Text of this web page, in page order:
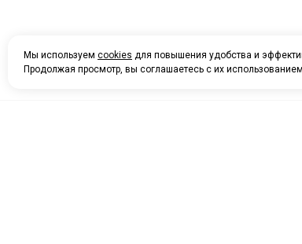
Мы используем cookies для повышения удобства и
Продолжая просмотр, вы соглашаетесь с их